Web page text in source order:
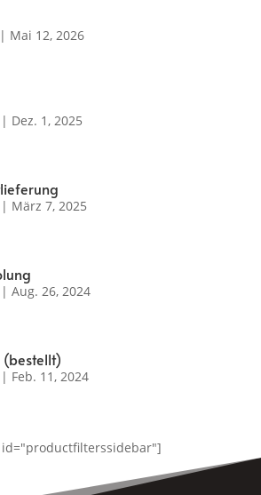
| Mai 12, 2026
| Dez. 1, 2025
| März 7, 2025
| Aug. 26, 2024
| Feb. 11, 2024